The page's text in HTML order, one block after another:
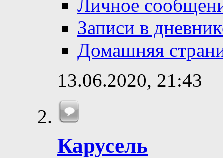
Личное
Записи в
Домашняя
13.06.2020, 21:43
Карусель